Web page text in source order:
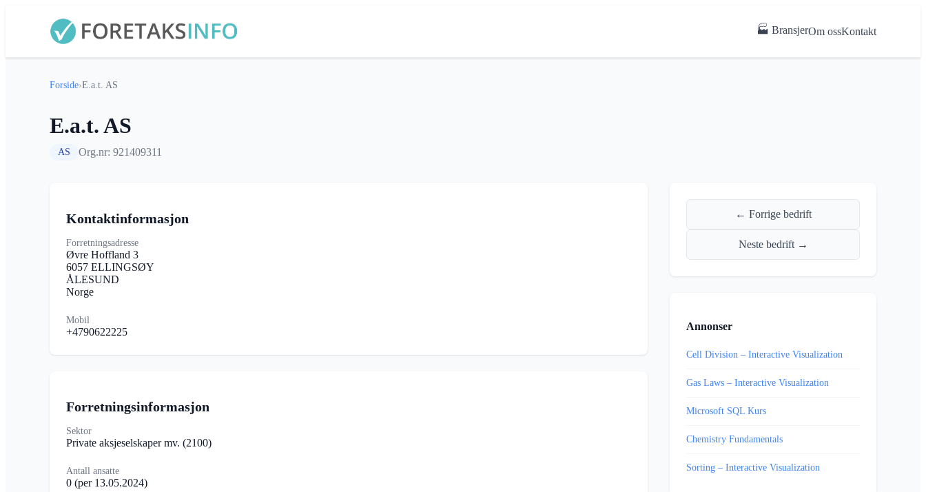
🏭 BransjerOm ossKontakt
Forside›E.a.t. AS
E.a.t. AS
AS Org.nr: 921409311
Kontaktinformasjon
Forretningsadresse
Øvre Hoffland 3
6057 ELLINGSØY
ÅLESUND
Norge
Mobil
+4790622225
Forretningsinformasjon
Sektor
Private aksjeselskaper mv. (2100)
Antall ansatte
0 (per 13.05.2024)
← Forrige bedrift
Neste bedrift →
Annonser
Cell Division – Interactive Visualization
Gas Laws – Interactive Visualization
Microsoft SQL Kurs
Chemistry Fundamentals
Sorting – Interactive Visualization